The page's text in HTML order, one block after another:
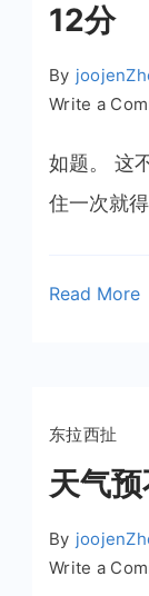
12分
By
Write a
如题。 这
住一次就
Read More
东拉西扯
天气
By
Write a